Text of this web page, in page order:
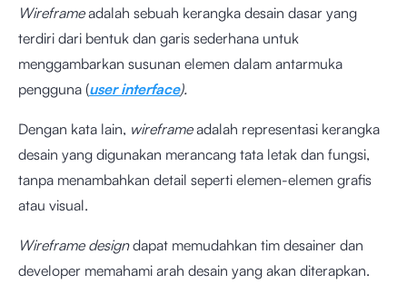
Wireframeadalah sebuah kerangka desain dasar yang
terdiri dari bentuk dan garis sederhana untuk
menggambarkan susunan elemen dalam antarmuka
pengguna (user interface).
Dengan kata lain, wireframeadalah representasi kerangka
desain yang digunakan merancang tata letak dan fungsi,
tanpa menambahkan detail seperti elemen-elemen grafis
atau visual.
Wireframe designdapat memudahkan tim desainer dan
developer memahami arah desain yang akan diterapkan.